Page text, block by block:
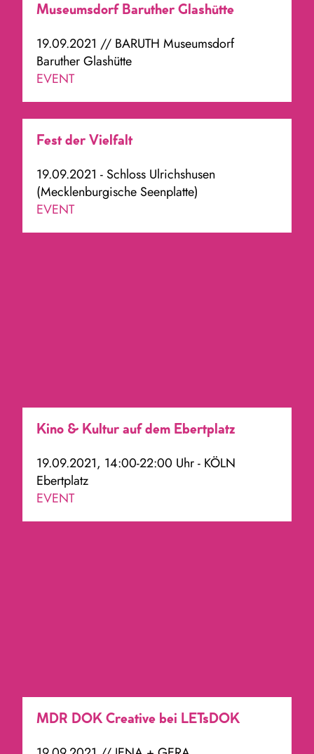
Museumsdorf Baruther Glashütte
19.09.2021 // BARUTH Museumsdorf
Baruther Glashütte
EVENT
Fest der Vielfalt
19.09.2021 - Schloss Ulrichshusen
(Mecklenburgische Seenplatte)
EVENT
Kino & Kultur auf dem Ebertplatz
19.09.2021, 14:00-22:00 Uhr - KÖLN
Ebertplatz
EVENT
MDR DOK Creative bei LETsDOK